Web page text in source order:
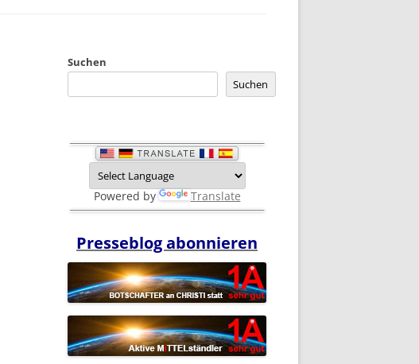
Suchen
Suchen
Powered by Translate
Presseblog abonnieren